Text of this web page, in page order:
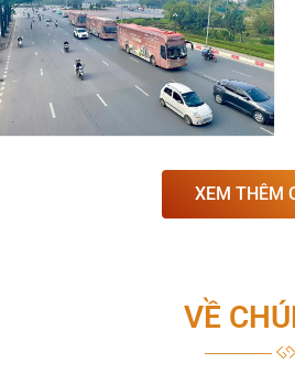
ẤN TƯỢNG TẠI HÀ NỘI
XEM THÊM
VỀ